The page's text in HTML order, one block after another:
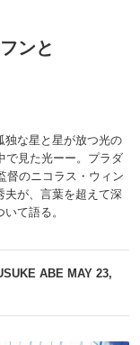
ンと
独な星と星が放つ光の
で見た光ーー。プラダ
督のニコラス・ウィン
夫が、言葉を超えて深
て語る。
ABE MAY 23,